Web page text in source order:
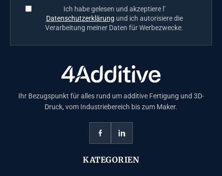
Ich habe gelesen und akzeptiere l’
Datenschutzerklärung und ich autorisiere die
Verarbeitung meiner Daten für Werbezwecke.
Ihr Bezugspunkt für alles rund um additive Fertigung und 3D-
Druck, vom Industriebereich bis zum Maker.
KATEGORIEN